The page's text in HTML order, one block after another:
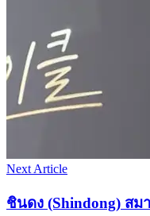
Next Article
ชินดง (Shindong) สม